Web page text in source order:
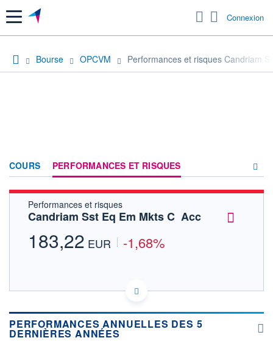
Menu Connexion
Bourse OPCVM Performances et risques Candriam
COURS PERFORMANCES ET RISQUES
FORUM
Performances et risques
Candriam Sst Eq Em Mkts C  Acc
183,22 EUR -1,68%
OPCVM DERNIER COURS CONNU AU 05/08/2026
Consulter le prospectus / DIC
PERFORMANCES ANNUELLES DES 5
DERNIÈRES ANNÉES